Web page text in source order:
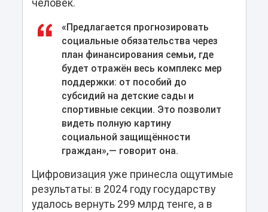
человек.
«Предлагается прогнозировать
социальные обязательства через
план финансирования семьи, где
будет отражён весь комплекс мер
поддержки: от пособий до
субсидий на детские сады и
спортивные секции. Это позволит
видеть полную картину
социальной защищённости
граждан»,— говорит она.
Цифровизация уже принесла ощутимые
результаты: в 2024 году государству
удалось вернуть 299 млрд тенге, а в